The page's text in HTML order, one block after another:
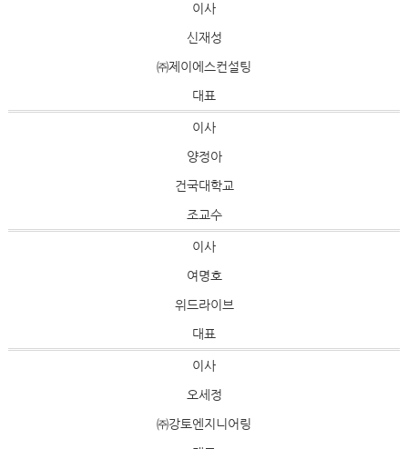
이사
신재성
㈜제이에스컨설팅
대표
이사
양정아
건국대학교
조교수
이사
여명호
위드라이브
대표
이사
오세정
㈜강토엔지니어링